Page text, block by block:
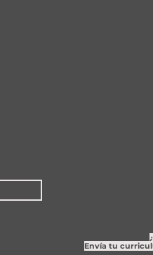
Envía tu